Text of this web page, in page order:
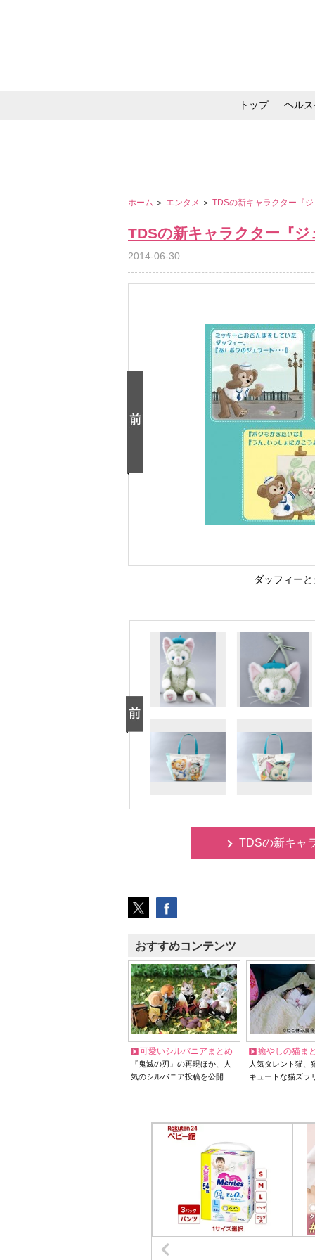
トップ ヘル
ホーム ＞ エンタメ ＞ TDSの新キャラクター『
TDSの新キャラクター『
2014-06-30
ダッフィー
TDSの新キャ
おすすめコンテンツ
可愛いシルバニアまとめ
『鬼滅の刃』の再現ほか、人
気のシルバニア投稿を公開
癒やしの猫ま
人気タレント猫
キュートな猫ズラ